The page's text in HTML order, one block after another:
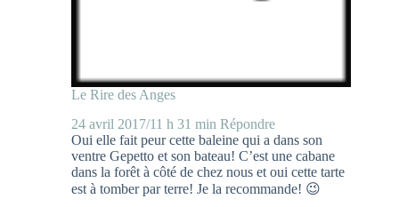
Le Rire des Anges
24 avril 2017/11 h 31 min Répondre
Oui elle fait peur cette baleine qui a dans son
ventre Gepetto et son bateau! C’est une cabane
dans la forêt à côté de chez nous et oui cette tarte
est à tomber par terre! Je la recommande! 😉